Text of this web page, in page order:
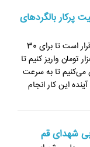
پرکار بالگردهای
رییس سازمان هلال احمر گفت: بر اساس برآوردها قرار است تا برای 30
زلزله زده کرمانشاهی 2 میلیون و 200 هزار تومان واریز کنیم تا
می‌کنیم تا به سرعت
این کار انجام